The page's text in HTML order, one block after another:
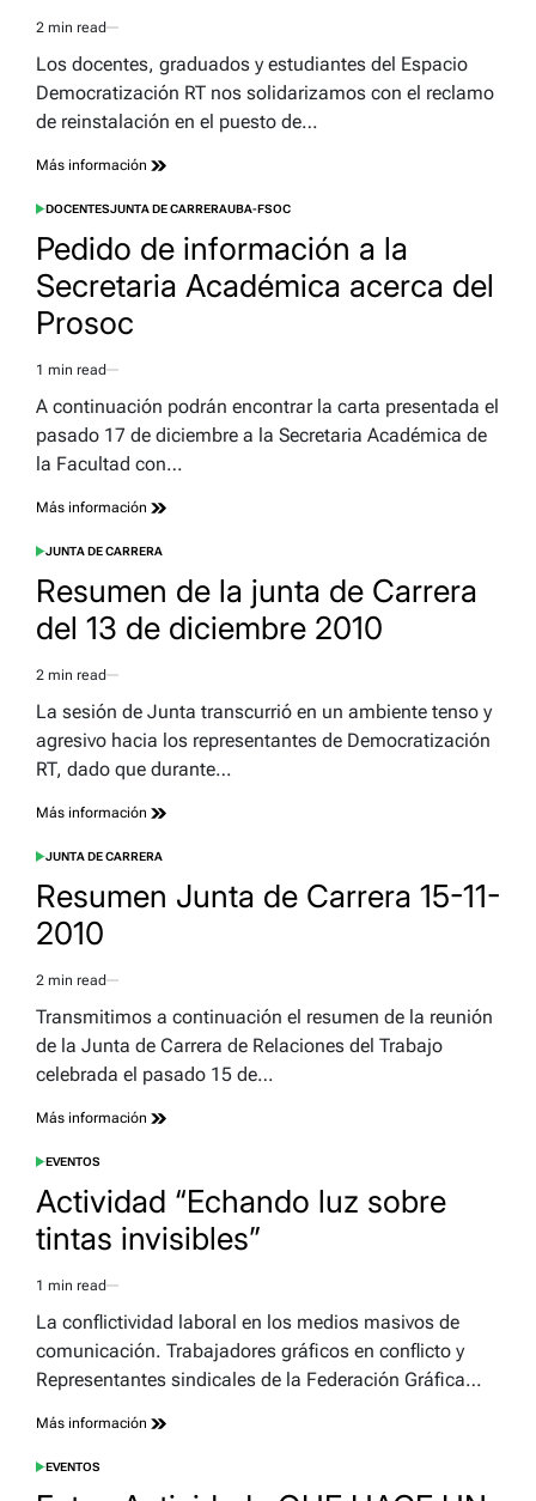
Estimated
read
2 min read
Los docentes, graduados y estudiantes del Espacio
Democratización RT nos solidarizamos con el reclamo
de reinstalación en el puesto de…
Más información
POSTED
DOCENTESJUNTA DE CARRERAUBA-FSOC
Pedido de información a la
Secretaria Académica acerca del
Prosoc
Estimated
read
1 min read
A continuación podrán encontrar la carta presentada el
pasado 17 de diciembre a la Secretaria Académica de
la Facultad con…
Más información
POSTED
JUNTA DE CARRERA
Resumen de la junta de Carrera
del 13 de diciembre 2010
Estimated
read
2 min read
La sesión de Junta transcurrió en un ambiente tenso y
agresivo hacia los representantes de Democratización
RT, dado que durante…
Más información
POSTED
JUNTA DE CARRERA
Resumen Junta de Carrera 15-11-
2010
Estimated
read
2 min read
Transmitimos a continuación el resumen de la reunión
de la Junta de Carrera de Relaciones del Trabajo
celebrada el pasado 15 de…
Más información
POSTED
EVENTOS
Actividad “Echando luz sobre
tintas invisibles”
Estimated
read
1 min read
La conflictividad laboral en los medios masivos de
comunicación. Trabajadores gráficos en conflicto y
Representantes sindicales de la Federación Gráfica…
Más información
POSTED
EVENTOS